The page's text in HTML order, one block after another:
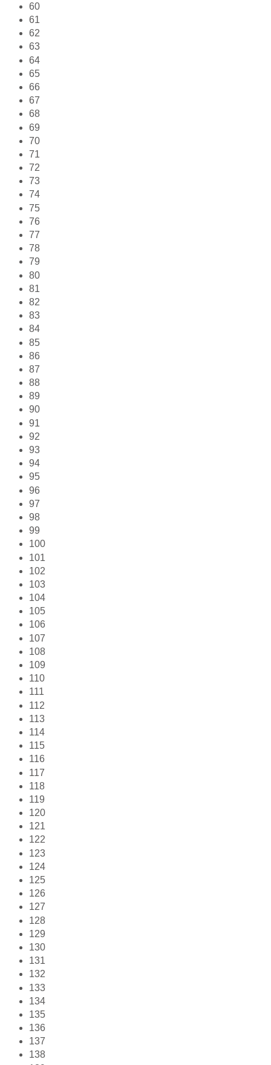
60
61
62
63
64
65
66
67
68
69
70
71
72
73
74
75
76
77
78
79
80
81
82
83
84
85
86
87
88
89
90
91
92
93
94
95
96
97
98
99
100
101
102
103
104
105
106
107
108
109
110
111
112
113
114
115
116
117
118
119
120
121
122
123
124
125
126
127
128
129
130
131
132
133
134
135
136
137
138